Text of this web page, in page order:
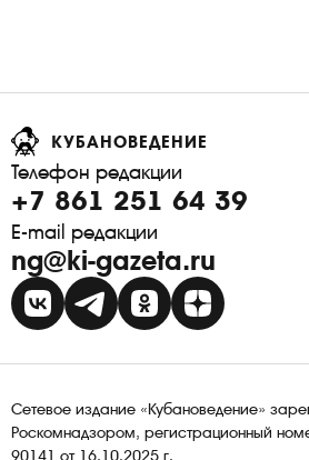
КУБАНОВЕДЕНИЕ
Телефон редакции
+7 861 251 64 39
E-mail редакции
ng@ki-gazeta.ru
Сетевое издание «Кубановедение»
Роскомнадзором, регистрационный
90141 от 16.10.2025 г.